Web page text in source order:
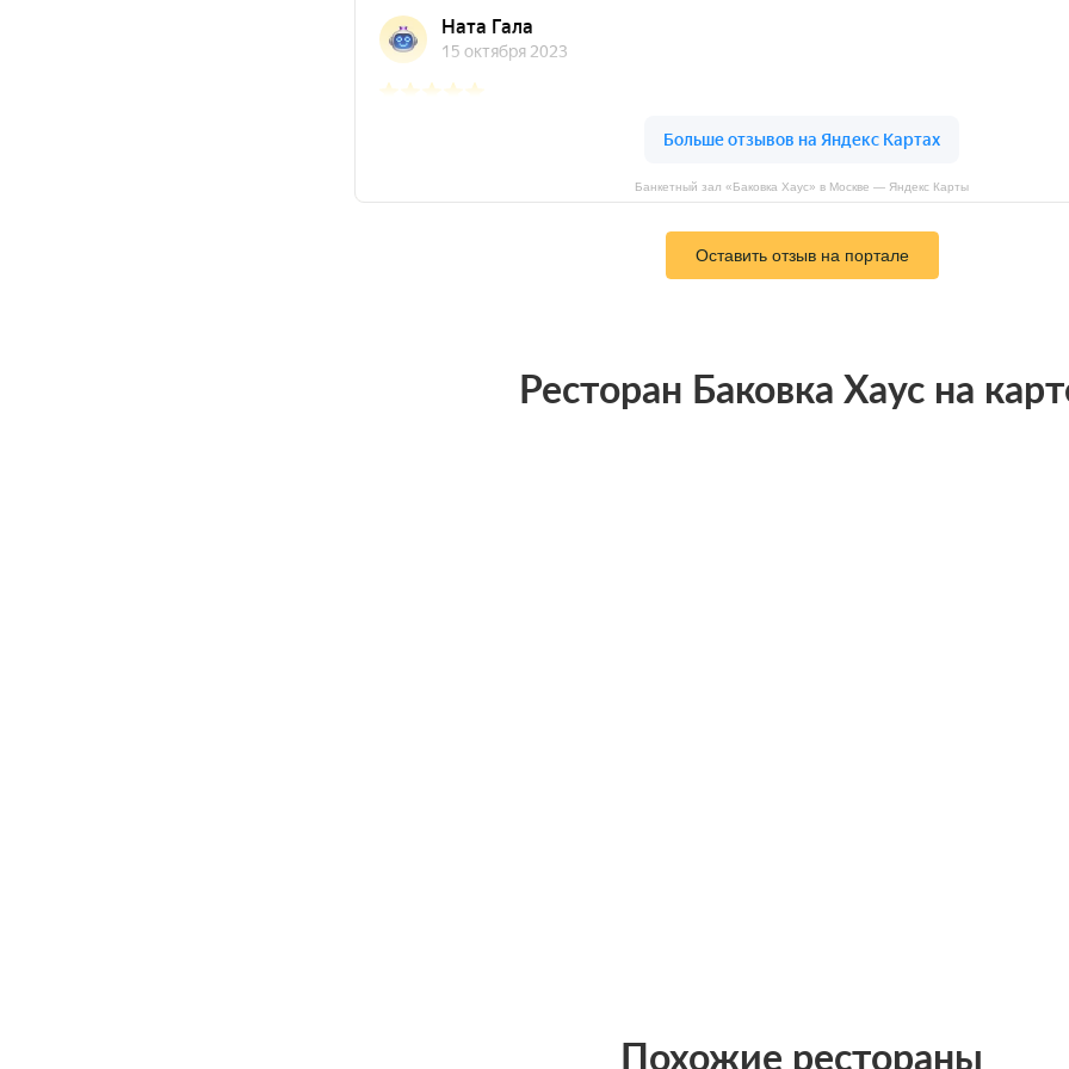
Банкетный зал «Баковка Хаус» в Москве — Яндекс Карты
Оставить отзыв на портале
Ресторан Баковка Хаус на
Похожие рестораны